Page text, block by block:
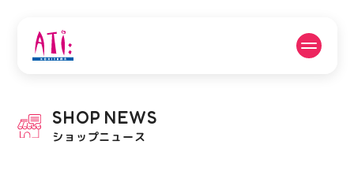
PICK UP NEWS
ピックアップニュース
SHOP NEWS
ショップニュース